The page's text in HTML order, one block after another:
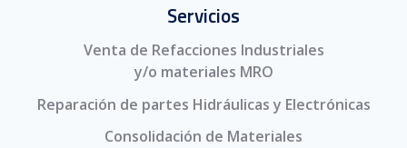
Servicios
Venta de Refacciones Industriales
y/o materiales MRO
Reparación de partes Hidráulicas y Electrónicas
Consolidación de Materiales